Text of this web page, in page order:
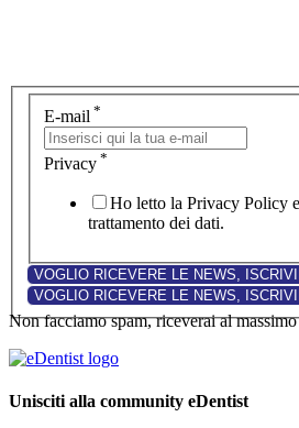
E-mail *
Privacy *
Ho letto la Privacy Policy
trattamento dei dati.
Non facciamo spam, riceverai al
Unisciti alla community eDentist